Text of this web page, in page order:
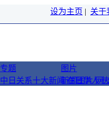
设为主页 | 关于
专题
中日关系十大新闻 在日华人
图片
新闻图片 网